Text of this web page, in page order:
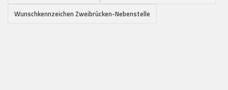
Wunschkennzeichen Zweibrücken-Nebenstelle